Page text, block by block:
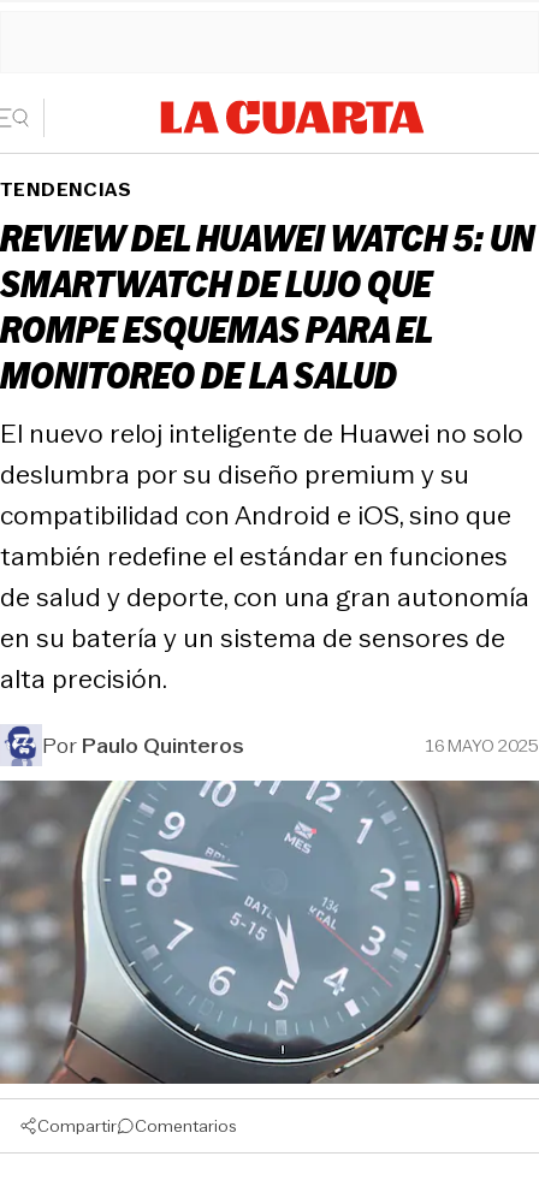
TENDENCIAS
REVIEW DEL HUAWEI WATCH 5: UN
SMARTWATCH DE LUJO QUE
ROMPE ESQUEMAS PARA EL
MONITOREO DE LA SALUD
El nuevo reloj inteligente de Huawei no solo
deslumbra por su diseño premium y su
compatibilidad con Android e iOS, sino que
también redefine el estándar en funciones
de salud y deporte, con una gran autonomía
en su batería y un sistema de sensores de
alta precisión.
PorPaulo Quinteros 16 MAYO 2025
Compartir Comentarios